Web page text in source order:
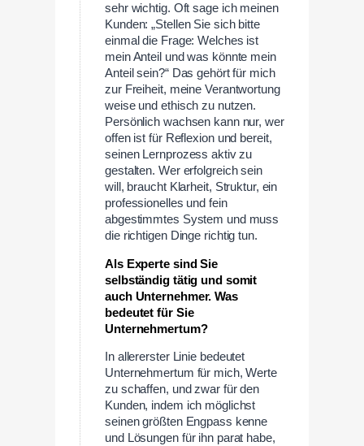
sehr wichtig. Oft sage ich meinen
Kunden: „Stellen Sie sich bitte
einmal die Frage: Welches ist
mein Anteil und was könnte mein
Anteil sein?“ Das gehört für mich
zur Freiheit, meine Verantwortung
weise und ethisch zu nutzen.
Persönlich wachsen kann nur, wer
offen ist für Reflexion und bereit,
seinen Lernprozess aktiv zu
gestalten. Wer erfolgreich sein
will, braucht Klarheit, Struktur, ein
professionelles und fein
abgestimmtes System und muss
die richtigen Dinge richtig tun.
Als Experte sind Sie
selbständig tätig und somit
auch Unternehmer. Was
bedeutet für Sie
Unternehmertum?
In allererster Linie bedeutet
Unternehmertum für mich, Werte
zu schaffen, und zwar für den
Kunden, indem ich möglichst
seinen größten Engpass kenne
und Lösungen für ihn parat habe,